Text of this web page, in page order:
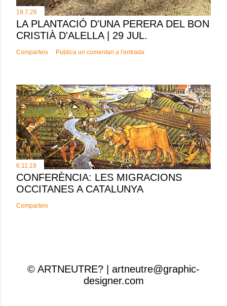
19.7.26
LA PLANTACIÓ D'UNA PERERA DEL BON
CRISTIÀ D'ALELLA | 29 JUL.
Comparteix Publica un comentari a l'entrada
6.11.18
CONFERÈNCIA: LES MIGRACIONS
OCCITANES A CATALUNYA
Comparteix
© ARTNEUTRE? | artneutre@graphic-
designer.com